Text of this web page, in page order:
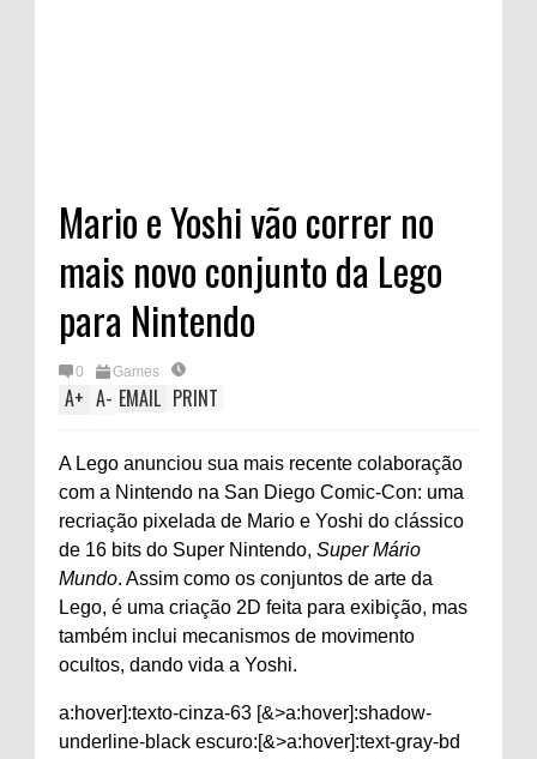
Mario e Yoshi vão correr no
mais novo conjunto da Lego
para Nintendo
0 Games
A+ A- EMAIL PRINT
A Lego anunciou sua mais recente colaboração
com a Nintendo na San Diego Comic-Con: uma
recriação pixelada de Mario e Yoshi do clássico
de 16 bits do Super Nintendo, Super Mário
Mundo. Assim como os conjuntos de arte da
Lego, é uma criação 2D feita para exibição, mas
também inclui mecanismos de movimento
ocultos, dando vida a Yoshi.
a:hover]:texto-cinza-63 [&>a:hover]:shadow-
underline-black escuro:[&>a:hover]:text-gray-bd